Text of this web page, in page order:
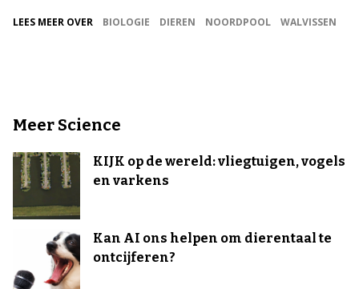
LEES MEER OVER BIOLOGIE DIEREN NOORDPOOL WALVISSEN
Meer Science
KIJK op de wereld: vliegtuigen, vogels
en varkens
Kan AI ons helpen om dierentaal te
ontcijferen?